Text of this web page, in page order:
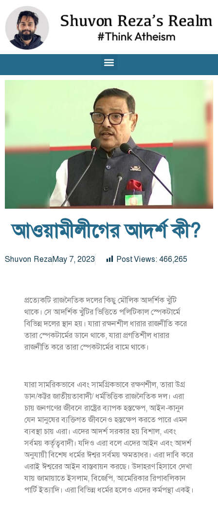
আওয়ামীলীগের আদর্শ কী?
Shuvon RezaMay 7, 2023 Post Views:466,265
প্রত্যেকটি রাজনৈতিক দলের কিছু মৌলিক আদর্শিক খুঁটি
থাকে। সে আদর্শিক খুঁটির ভিত্তিতে পলিটিকাল স্পেকটার্মে
বিভিন্ন দলের স্থান হয়। যারা রক্ষনশীল ধারার রাজনীতি করে
তারা স্পেকটার্মের ডানে থাকে, যারা প্রগতিশীল ধারার
রাজনীতি করে তারা স্পেকটার্মের বামে থাকে।
যারা সামরিকভাবে এবং সামগ্রিকভাবে রক্ষণশীল, তারা উগ্র
ডান/কট্টর জাতীয়তাবাদী/ ধর্মভিত্তিক রাজনৈতিক দল। এরা
চায় জনগণের জীবনে রাষ্ট্রের ব্যাপক হস্তক্ষেপ, আইন-কানুন
যেন মানুষের ব্যক্তিগত জীবনেও হস্তক্ষেপ করতে পারে এমন
ব্যবস্থা চায় এরা। এদের আদর্শ সরকার হয় বিশাল, এবং
সর্বময় কর্তৃত্ববাদী। যদিও এরা বলে এদের আইন এবং আদর্শ
অনুযায়ী বিশেষ ধর্মের ঈশ্বর সর্বময় ক্ষমতাধর। এরা দাবি করে
এরাই ঈশ্বরের আইন বাস্তবায়ন করছে। উদাহরণ হিসাবে দেখা
যায় জামায়াতে ইসলাম, বিজেপি, আমেরিকার রিপাবলিকান
পার্টি ইত্যাদি। এরা বিভিন্ন ধর্মের হলেও এদের কর্মপন্থা একই।